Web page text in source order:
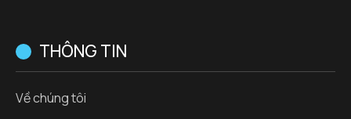
THÔNG TIN
Về chúng tôi